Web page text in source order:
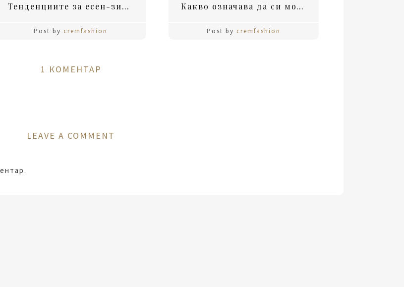
Тенденциите за есен-зима 2019
Post by cremfashion
Какво означава да си модерен?
Post by cremfashion
1 КОМЕНТАР
LEAVE A COMMENT